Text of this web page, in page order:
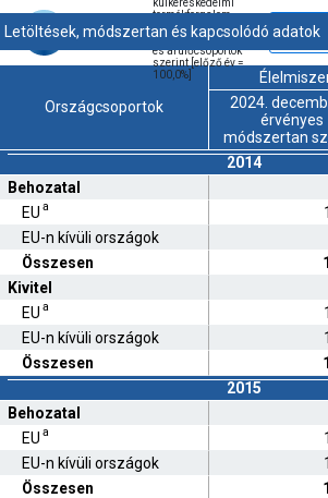
külkereskedelmi
termékforgalom
volumenindexei
országcsoportok
és árufőcsoportok
szerint [előző év =
100,0%]
Országcsoportok
2024.
érvényes
módszertan
2014
Behozatal
EU a
EU-n kívüli országok
Összesen
Kivitel
EU a
EU-n kívüli országok
Összesen
2015
Behozatal
EU a
EU-n kívüli országok
Összesen